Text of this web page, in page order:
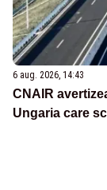
6 aug. 2026, 14:43
CNAIR
Ungaria care